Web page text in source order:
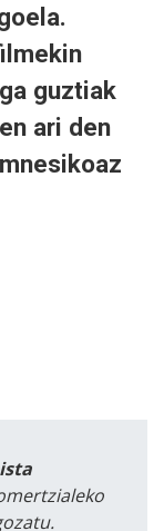
guztiak
ari den